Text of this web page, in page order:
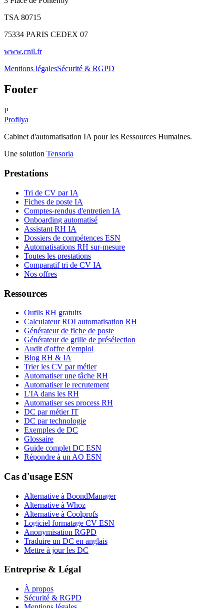
TSA 80715
75334 PARIS CEDEX 07
www.cnil.fr
Mentions légalesSécurité & RGPD
Footer
P
Profilya
Cabinet d'automatisation IA pour les Ressources Humaines.
Une solution Tensoria
Prestations
Tri de CV par IA
Fiches de poste IA
Comptes-rendus d'entretien IA
Onboarding automatisé
Assistant RH IA
Dossiers de compétences ESN
Automatisations RH sur-mesure
Toutes les prestations
Comparatif tri de CV IA
Nos offres
Ressources
Outils RH gratuits
Calculateur ROI automatisation RH
Générateur de fiche de poste
Générateur de grille de présélection
Audit d'offre d'emploi
Blog RH & IA
Trier les CV par métier
Automatiser une tâche RH
Automatiser le recrutement
L'IA dans les RH
Automatiser ses process RH
DC par métier IT
DC par technologie
Exemples de DC
Glossaire
Guide complet DC ESN
Répondre à un AO ESN
Cas d'usage ESN
Alternative à BoondManager
Alternative à Whoz
Alternative à Coolprofs
Logiciel formatage CV ESN
Anonymisation RGPD
Traduire un DC en anglais
Mettre à jour les DC
Entreprise & Légal
À propos
Sécurité & RGPD